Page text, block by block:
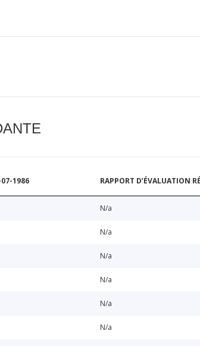
07-1986 RAPPORT D’ÉVALUATION
N/a
N/a
N/a
N/a
N/a
N/a